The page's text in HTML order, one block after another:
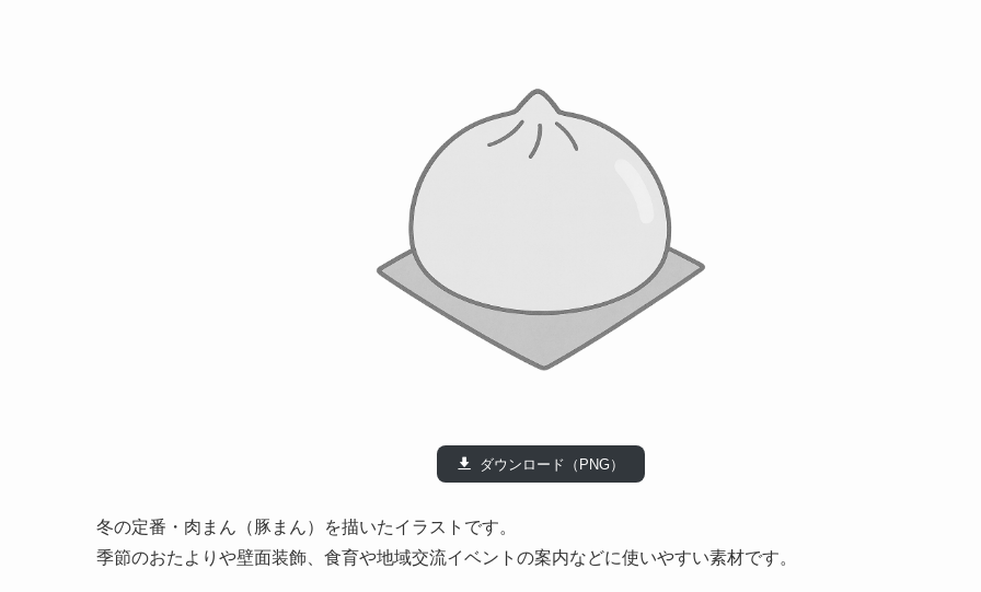
ダウンロード（PNG）
冬の定番・肉まん（豚まん）を描いたイラストです。
季節のおたよりや壁面装飾、食育や地域交流イベントの案内などに使いやすい素材です。